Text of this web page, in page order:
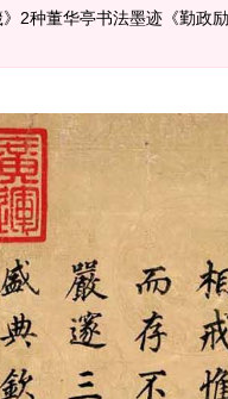
2种董华亭书法墨迹《勤政